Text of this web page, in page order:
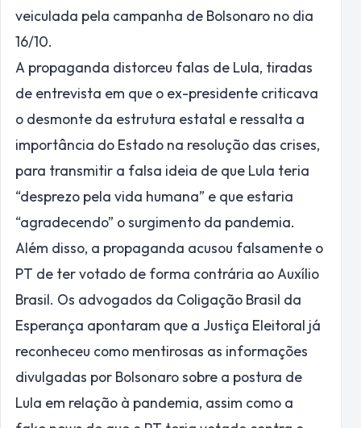
veiculada pela campanha de Bolsonaro no dia
16/10.
A propaganda distorceu falas de Lula, tiradas
de entrevista em que o ex-presidente criticava
o desmonte da estrutura estatal e ressalta a
importância do Estado na resolução das crises,
para transmitir a falsa ideia de que Lula teria
“desprezo pela vida humana” e que estaria
“agradecendo” o surgimento da pandemia.
Além disso, a propaganda acusou falsamente o
PT de ter votado de forma contrária ao Auxílio
Brasil. Os advogados da Coligação Brasil da
Esperança apontaram que a Justiça Eleitoral já
reconheceu como mentirosas as informações
divulgadas por Bolsonaro sobre a postura de
Lula em relação à pandemia, assim como a